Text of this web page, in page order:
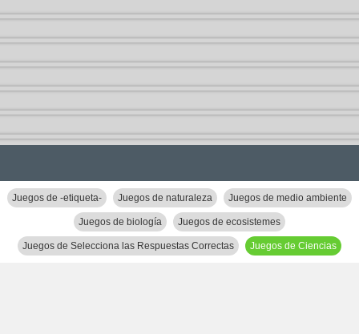
Juegos de -etiqueta- Juegos de naturaleza Juegos de medio ambiente
Juegos de biología Juegos de ecosistemes
Juegos de Selecciona las Respuestas Correctas Juegos de Ciencias